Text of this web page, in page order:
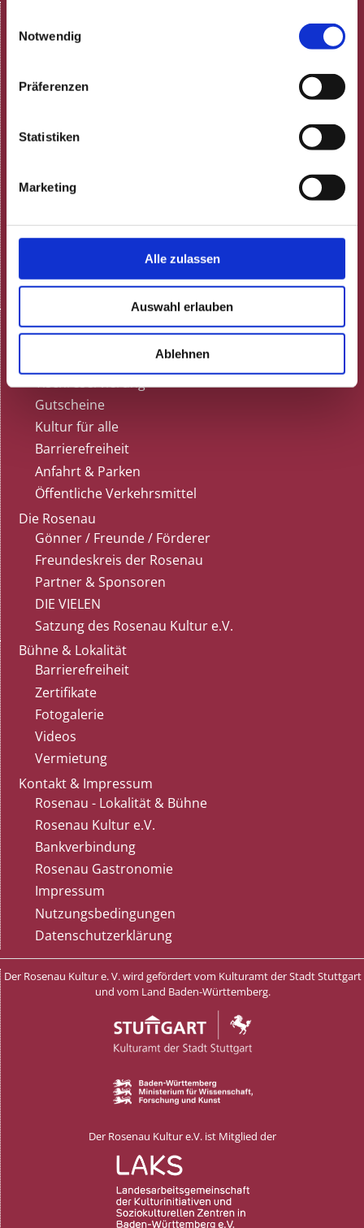
Notwendig
Präferenzen
Statistiken
Marketing
Alle zulassen
Auswahl erlauben
Ablehnen
Spielplan
Gastronomie
Feiern
Tisch reservieren
Gästestimmen bei Google
Dunkelrestaurant
Kartenvorverkauf
Tischreservierung
Gutscheine
Kultur für alle
Barrierefreiheit
Anfahrt & Parken
Öffentliche Verkehrsmittel
Die Rosenau
Gönner / Freunde / Förderer
Freundeskreis der Rosenau
Partner & Sponsoren
DIE VIELEN
Satzung des Rosenau Kultur e.V.
Bühne & Lokalität
Barrierefreiheit
Zertifikate
Fotogalerie
Videos
Vermietung
Kontakt & Impressum
Rosenau - Lokalität & Bühne
Rosenau Kultur e.V.
Bankverbindung
Rosenau Gastronomie
Impressum
Nutzungsbedingungen
Datenschutzerklärung
Der Rosenau Kultur e. V. wird gefördert vom Kulturamt der Stadt Stuttgart
und vom Land Baden-Württemberg.
Der Rosenau Kultur e.V. ist Mitglied der